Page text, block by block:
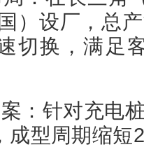
）设厂，总
切换，满足
：针对充电
成型周期缩